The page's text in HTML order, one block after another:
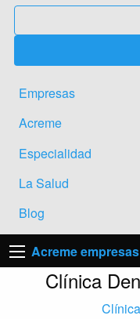
Empresas
Acreme
Especialidad
La Salud
Blog
Acreme
Clínica